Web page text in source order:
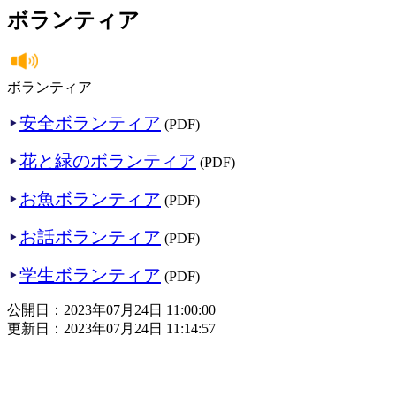
ボランティア
ボランティア
安全ボランティア (PDF)
花と緑のボランティア (PDF)
お魚ボランティア (PDF)
お話ボランティア (PDF)
学生ボランティア (PDF)
公開日：2023年07月24日 11:00:00
更新日：2023年07月24日 11:14:57